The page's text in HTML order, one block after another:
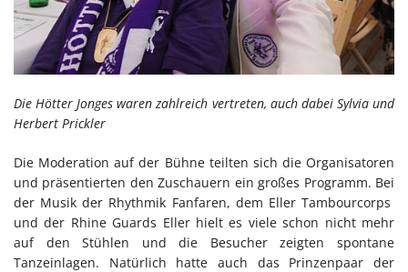
Die Hötter Jonges waren zahlreich vertreten, auch dabei Sylvia und
Herbert Prickler
Die Moderation auf der Bühne teilten sich die Organisatoren
und präsentierten den Zuschauern ein großes Programm. Bei
der Musik der Rhythmik Fanfaren, dem Eller Tambourcorps
und der Rhine Guards Eller hielt es viele schon nicht mehr
auf den Stühlen und die Besucher zeigten spontane
Tanzeinlagen. Natürlich hatte auch das Prinzenpaar der